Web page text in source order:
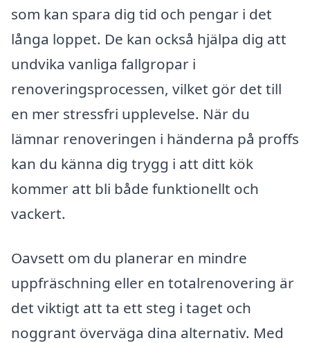
som kan spara dig tid och pengar i det
långa loppet. De kan också hjälpa dig att
undvika vanliga fallgropar i
renoveringsprocessen, vilket gör det till
en mer stressfri upplevelse. När du
lämnar renoveringen i händerna på proffs
kan du känna dig trygg i att ditt kök
kommer att bli både funktionellt och
vackert.
Oavsett om du planerar en mindre
uppfräschning eller en totalrenovering är
det viktigt att ta ett steg i taget och
noggrant överväga dina alternativ. Med